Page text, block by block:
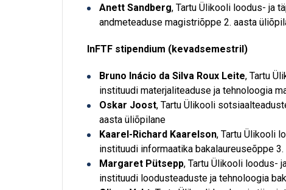
Anett Sandberg, Tartu Ülikooli loodus- ja
andmeteaduse magistriõppe 2. aasta
InFTF stipendium (kevadsemestril)
Bruno Inácio da Silva Roux Leite, Tartu
instituudi materjaliteaduse ja tehnoloogia
Oskar Joost, Tartu Ülikooli
aasta üliõpilane
Kaarel-Richard Kaarelson, Tartu Ülikooli
instituudi informaatika bakalaureuseõppe
Margaret Pütsepp, Tartu Ülikooli loodus-
instituudi loodusteaduste ja tehnoloogia